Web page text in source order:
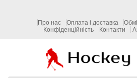
Про нас
Оплата і доставка
Конфіденційність
Контакти